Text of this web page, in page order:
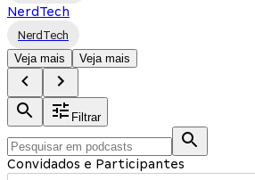
NerdTech
NerdTech
Veja mais
Veja mais
Filtrar
Convidados e Participantes